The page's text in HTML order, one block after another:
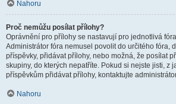
Nahoru
Proč nemůžu posílat přílohy?
Oprávnění pro přílohy se nastavují pro jednotlivá
Administrátor fóra nemusel povolit do určitého fóra,
příspěvky, přidávat přílohy, nebo možná, že posílat
skupiny, do kterých nepatříte. Pokud si nejste jisti, z
příspěvkům přidávat přílohy, kontaktujte
Nahoru